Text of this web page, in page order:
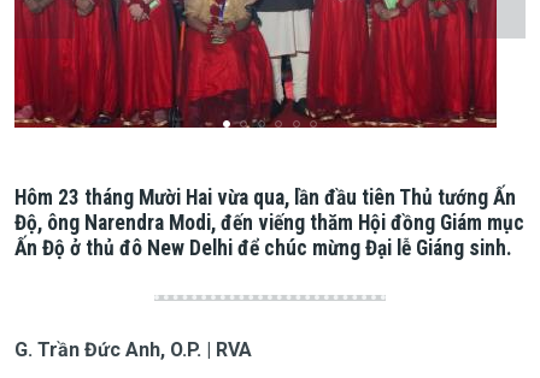
Hôm 23 tháng Mười Hai vừa qua, lần đầu tiên Thủ tướng Ấn
Độ, ông Narendra Modi, đến viếng thăm Hội đồng Giám mục
Ấn Độ ở thủ đô New Delhi để chúc mừng Đại lễ Giáng sinh.
G. Trần Đức Anh, O.P. | RVA